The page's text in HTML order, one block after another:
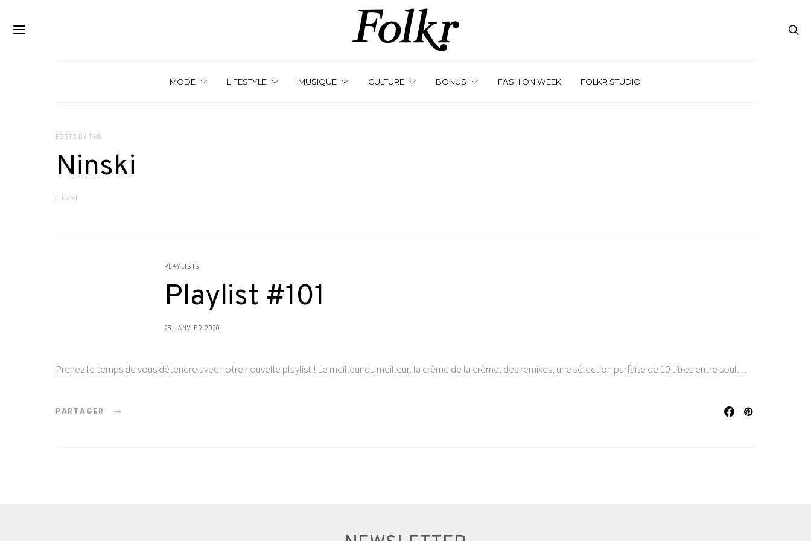
MODE LIFESTYLE MUSIQUE CULTURE BONUS FASHION WEEK FOLKR STUDIO
POSTS BY TAG
Ninski
1 POST
PLAYLISTS
Playlist #101
28 JANVIER 2020
Prenez le temps de vous détendre avec notre nouvelle playlist ! Le meilleur du meilleur, la crème de la crème, des remixes, une sélection parfaite de 10 titres entre soul…
PARTAGER